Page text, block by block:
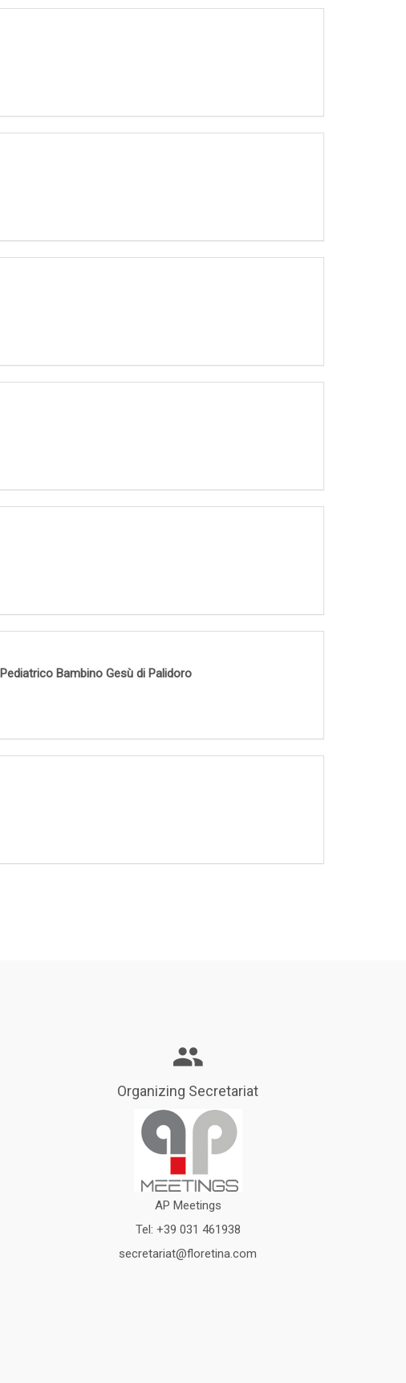
Bambino Gesù di Palidoro
Organizing Secretariat
AP Meetings
Tel: +39 031 461938
secretariat@floretina.com